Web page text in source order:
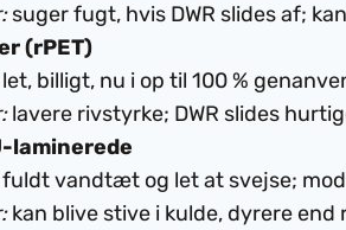
suger fugt, hvis DWR slides af;
(rPET)
billigt, nu i op til 100 %
lavere rivstyrke; DWR slides
laminerede
vandtæt og let at svejse;
kan blive stive i kulde, dyrere end